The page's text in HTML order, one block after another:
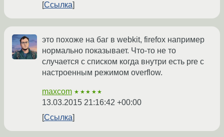
Ссылка
это похоже на баг в webkit, firefox например
нормально показывает. Что-то не то
случается с списком когда внутри есть pre с
настроенным режимом overflow.
maxcom ★★★★★
13.03.2015 21:16:42 +00:00
Ссылка